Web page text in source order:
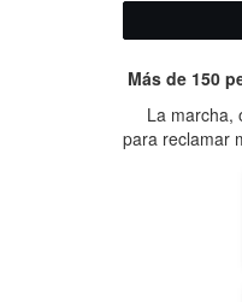
Más de 150
La marcha,
para reclamar